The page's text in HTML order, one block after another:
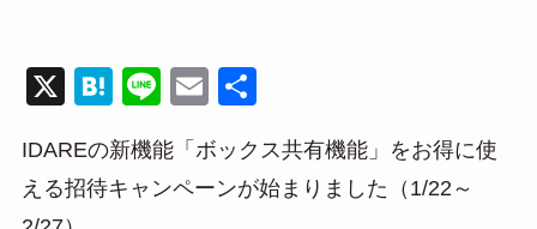
X
H
e
n
Li
e
E
ail
IDAREの新機能「ボックス共有機能」をお得に使
える招待キャンペーンが始まりました（1/22～